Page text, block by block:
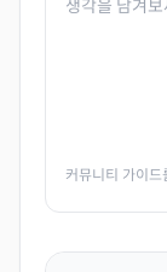
커뮤니티 가이드